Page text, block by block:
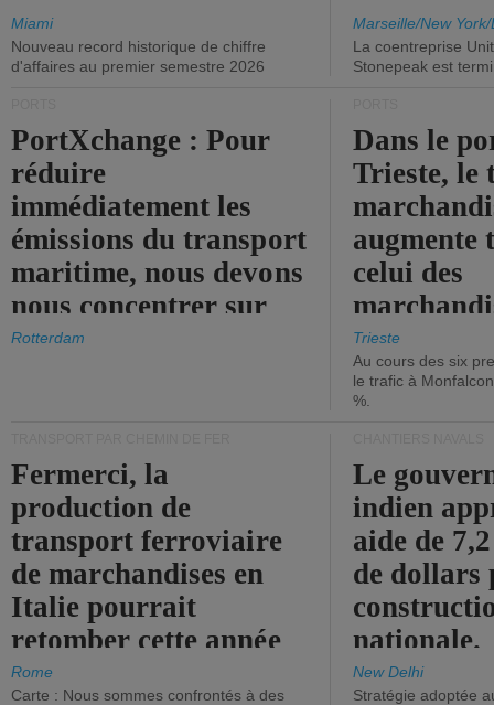
Miami
Nouveau record historique de chiffre
d'affaires au premier semestre 2026
Marseille/New
La coentreprise
Stonepeak est
PortXchange : Pour
réduire
immédiatement les
émissions du transport
maritime, nous devons
nous concentrer sur
les ports.
Rotterdam
Dans le
Trieste, le
augmente
celui des
diminue.
Trieste
Au cours des six
le trafic à
%.
Fermerci, la
production de
transport ferroviaire
de marchandises en
Italie pourrait
retomber cette année
aux niveaux de 2015.
Rome
Carte : Nous sommes confrontés à des
Le
indien
aide de
de dollars
nationale.
New Delhi
Stratégie adoptée